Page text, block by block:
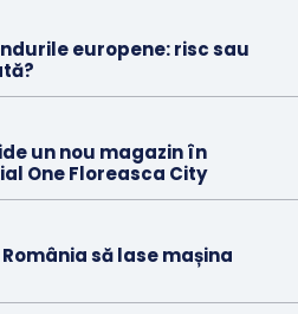
europene: risc sau
un nou magazin în
One Floreasca City
să lase mașina